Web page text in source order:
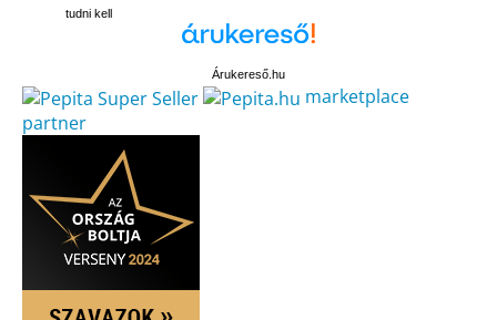
tudni kell
Árukereső.hu
marketplace
partner